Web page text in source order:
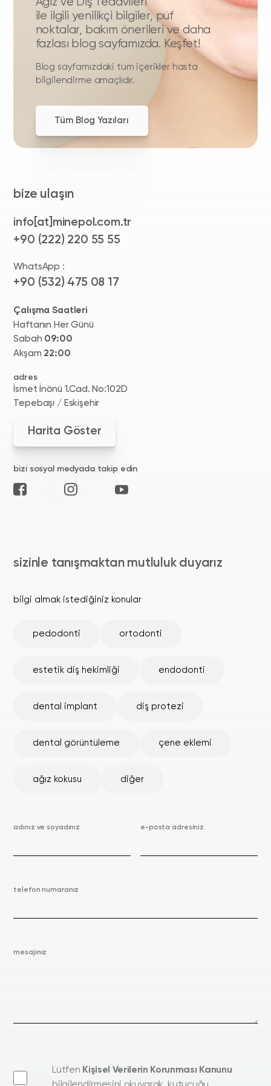
Ağız ve Diş Tedavileri
ile ilgili yenilikçi bilgiler, püf
noktalar, bakım önerileri ve daha
fazlası blog sayfamızda. Keşfet!
Blog sayfamızdaki tüm içerikler hasta
bilgilendirme amaçlıdır.
Tüm Blog Yazıları
bize ulaşın
info[at]minepol.com.tr
+90 (222) 220 55 55
WhatsApp :
+90 (532) 475 08 17
Çalışma Saatleri
Haftanın Her Günü
Sabah 09:00
Akşam 22:00
adres
İsmet İnönü 1.Cad. No:102D
Tepebaşı / Eskişehir
Harita Göster
bizi sosyal medyada takip edin
sizinle tanışmaktan mutluluk duyarız
bilgi almak istediğiniz konular
pedodonti ortodonti
estetik diş hekimliği endodonti
dental implant diş protezi
dental görüntüleme çene eklemi
ağız kokusu diğer
adınız ve soyadınız e-posta adresiniz
telefon numaranız
mesajınız
Lütfen Kişisel Verilerin Korunması Kanunu